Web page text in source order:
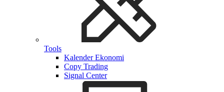
Tools
Kalender Ekonomi
Copy Trading
Signal Center